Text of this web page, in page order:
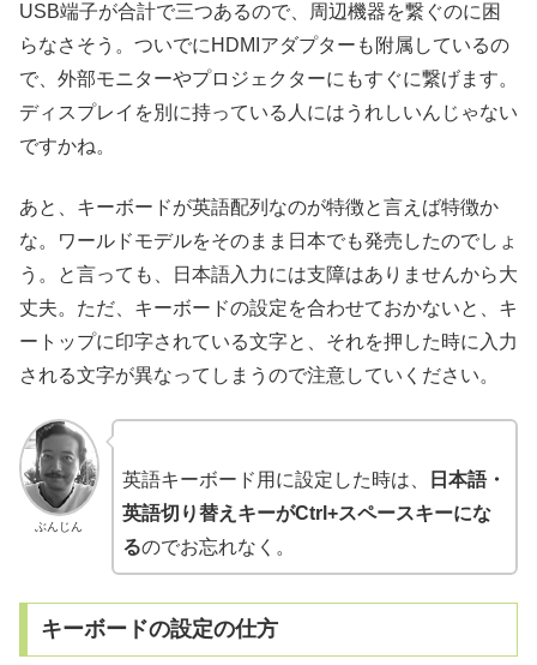
USB端子が合計で三つあるので、周辺機器を繋ぐのに困
らなさそう。ついでにHDMIアダプターも附属しているの
で、外部モニターやプロジェクターにもすぐに繋げます。
ディスプレイを別に持っている人にはうれしいんじゃない
ですかね。
あと、キーボードが英語配列なのが特徴と言えば特徴か
な。ワールドモデルをそのまま日本でも発売したのでしょ
う。と言っても、日本語入力には支障はありませんから大
丈夫。ただ、キーボードの設定を合わせておかないと、キ
ートップに印字されている文字と、それを押した時に入力
される文字が異なってしまうので注意していください。
ぶんじん
英語キーボード用に設定した時は、
日本語・
英語切り替えキーがCtrl+スペースキーにな
るのでお忘れなく。
キーボードの設定の仕方